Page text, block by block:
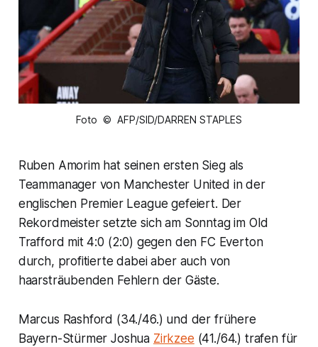
Foto © AFP/SID/DARREN STAPLES
Ruben Amorim hat seinen ersten Sieg als
Teammanager von Manchester United in der
englischen Premier League gefeiert. Der
Rekordmeister setzte sich am Sonntag im Old
Trafford mit 4:0 (2:0) gegen den FC Everton
durch, profitierte dabei aber auch von
haarsträubenden Fehlern der Gäste.
Marcus Rashford (34./46.) und der frühere
Bayern-Stürmer Joshua Zirkzee (41./64.) trafen für